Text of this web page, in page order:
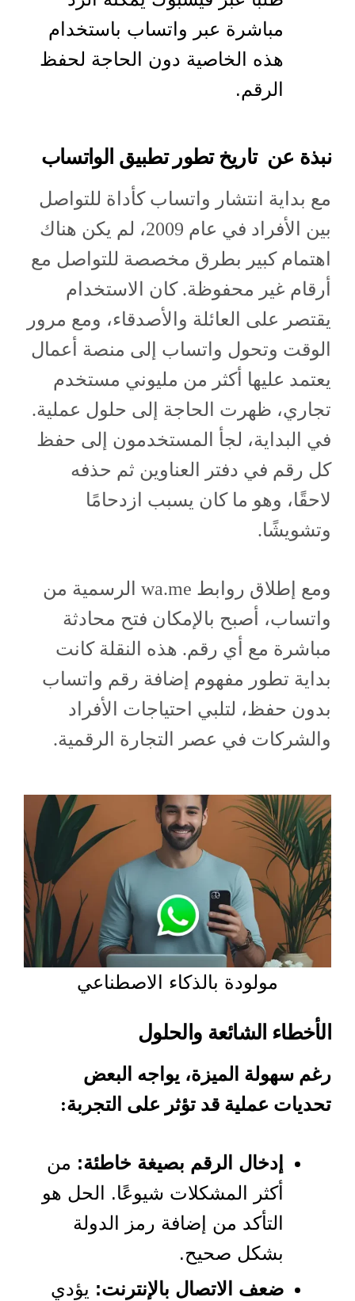
مباشرة عبر واتساب باستخدام
هذه الخاصية دون الحاجة لحفظ
الرقم.
نبذة عن تاريخ تطور تطبيق الواتساب
مع بداية انتشار واتساب كأداة للتواصل
بين الأفراد في عام 2009، لم يكن هناك
اهتمام كبير بطرق مخصصة للتواصل مع
أرقام غير محفوظة. كان الاستخدام
يقتصر على العائلة والأصدقاء، ومع مرور
الوقت وتحول واتساب إلى منصة أعمال
يعتمد عليها أكثر من مليوني مستخدم
تجاري، ظهرت الحاجة إلى حلول عملية.
في البداية، لجأ المستخدمون إلى حفظ
كل رقم في دفتر العناوين ثم حذفه
لاحقًا، وهو ما كان يسبب ازدحامًا
وتشويشًا.
ومع إطلاق روابط wa.me الرسمية من
واتساب، أصبح بالإمكان فتح محادثة
مباشرة مع أي رقم. هذه النقلة كانت
بداية تطور مفهوم إضافة رقم واتساب
بدون حفظ، لتلبي احتياجات الأفراد
والشركات في عصر التجارة الرقمية.
مولودة بالذكاء الاصطناعي
الأخطاء الشائعة والحلول
رغم سهولة الميزة، يواجه البعض
تحديات عملية قد تؤثر على التجربة:
إدخال الرقم بصيغة خاطئة: من
أكثر المشكلات شيوعًا. الحل هو
التأكد من إضافة رمز الدولة
بشكل صحيح.
ضعف الاتصال بالإنترنت: يؤدي